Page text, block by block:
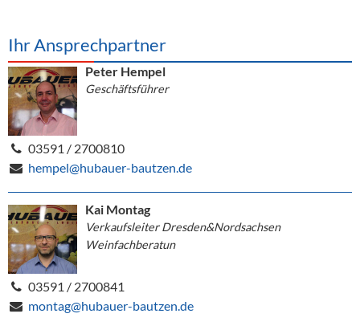
Ihr Ansprechpartner
Peter Hempel
Geschäftsführer
03591 / 2700810
hempel@hubauer-bautzen.de
Kai Montag
Verkaufsleiter Dresden&Nordsachsen
Weinfachberatun
03591 / 2700841
montag@hubauer-bautzen.de